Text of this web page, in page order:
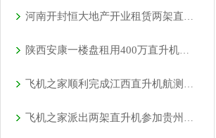
河南开封恒大地产开业租赁两架直升机空中看房
陕西安康一楼盘租用400万直升机空中看房
飞机之家顺利完成江西直升机航测作业
飞机之家派出两架直升机参加贵州贵阳航展